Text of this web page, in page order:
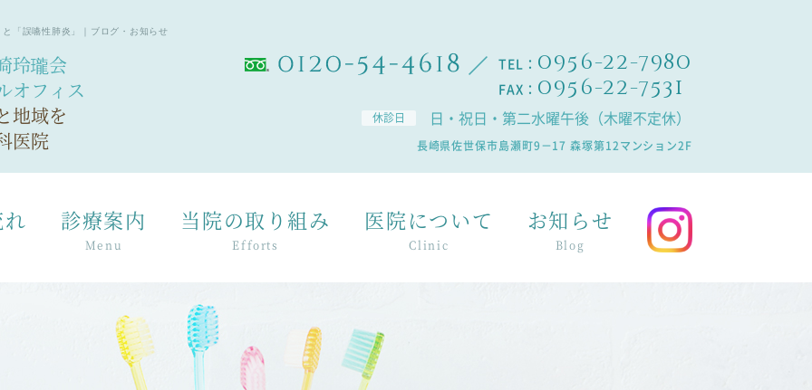
「誤嚥性肺炎」｜ブログ・お知らせ
玲瓏会
オフィス
地域を
医院
TEL： 0956-22-7980
FAX： 0956-22-7531
休診日 日・祝日・第二水曜午後（木曜不定休）
長崎県佐世保市島瀬町9－17 森塚第12マンション2F
診療案内
Menu
当院の取り組み
Efforts
医院について
Clinic
お知らせ
Blog